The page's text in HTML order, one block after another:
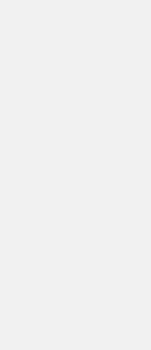
境未来都市にふさわしい｢
区にある廃棄物処分場跡
様性に配慮しながら自然